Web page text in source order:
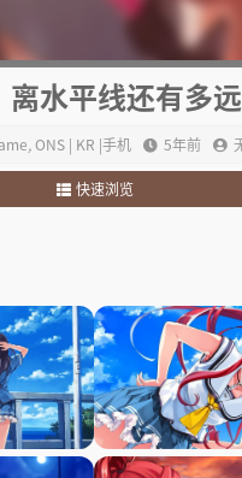
离水平线还有多
,ONS | KR |手机 5年前
快速浏览